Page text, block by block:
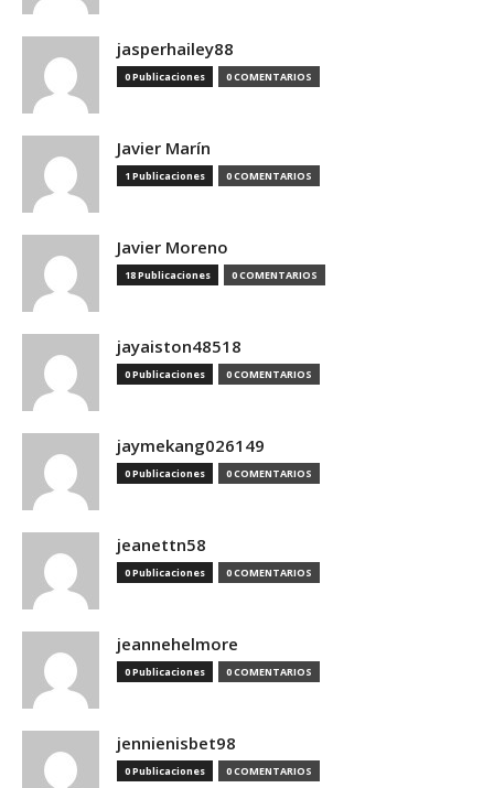
jasperhailey88
0 Publicaciones 0 COMENTARIOS
Javier Marín
1 Publicaciones 0 COMENTARIOS
Javier Moreno
18 Publicaciones 0 COMENTARIOS
jayaiston48518
0 Publicaciones 0 COMENTARIOS
jaymekang026149
0 Publicaciones 0 COMENTARIOS
jeanettn58
0 Publicaciones 0 COMENTARIOS
jeannehelmore
0 Publicaciones 0 COMENTARIOS
jennienisbet98
0 Publicaciones 0 COMENTARIOS